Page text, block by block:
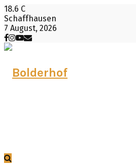
18.6 C
Schaffhausen
7 August, 2026
Facebook
Instagram
Youtube
Email